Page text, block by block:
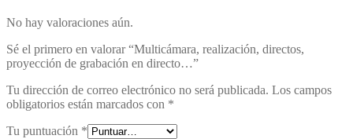
No hay valoraciones aún.
Sé el primero en valorar “Multicámara, realización, directos,
proyección de grabación en directo…”
Tu dirección de correo electrónico no será publicada. Los campos
obligatorios están marcados con *
Tu puntuación *